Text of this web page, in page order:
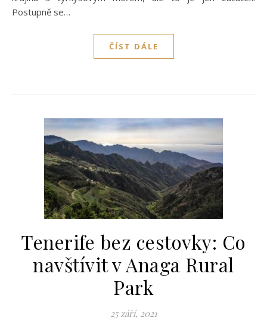
Postupně se…
ČÍST DÁLE
Tenerife bez cestovky: Co
navštívit v Anaga Rural
Park
25 září, 2021